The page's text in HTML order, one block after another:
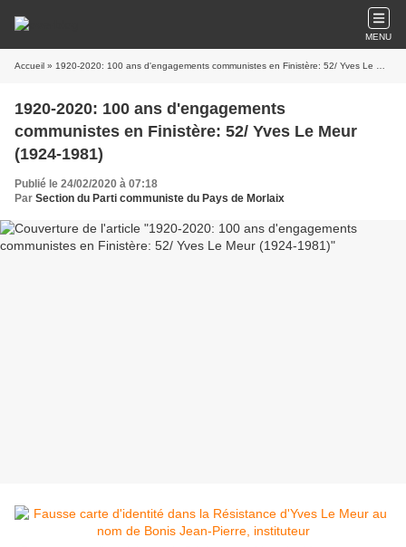
MENU
Accueil » 1920-2020: 100 ans d'engagements communistes en Finistère: 52/ Yves Le Meur (1924-1981)
1920-2020: 100 ans d'engagements
communistes en Finistère: 52/ Yves Le Meur
(1924-1981)
Publié le 24/02/2020 à 07:18
Par Section du Parti communiste du Pays de Morlaix